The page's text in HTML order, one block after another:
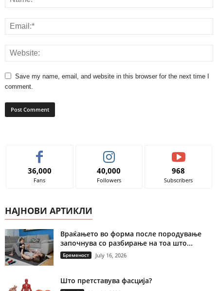
Save my name, email, and website in this browser for the next time I
comment.
36,000
Fans
40,000
Followers
968
Subscribers
НАЈНОВИ АРТИКЛИ
Враќањето во форма после породување
започнува со разбирање на тоа што...
Бременост July 16, 2026
Што претставува фасција?